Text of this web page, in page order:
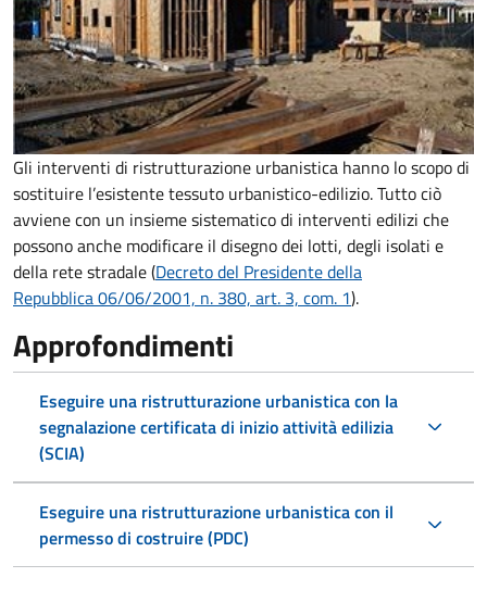
Gli interventi di ristrutturazione urbanistica hanno lo scopo di
sostituire l’esistente tessuto urbanistico-edilizio. Tutto ciò
avviene con un insieme sistematico di interventi edilizi che
possono anche modificare il disegno dei lotti, degli isolati e
della rete stradale (Decreto del Presidente della
Repubblica 06/06/2001, n. 380, art. 3, com. 1).
Approfondimenti
Eseguire una ristrutturazione urbanistica con la
segnalazione certificata di inizio attività edilizia
(SCIA)
Eseguire una ristrutturazione urbanistica con il
permesso di costruire (PDC)